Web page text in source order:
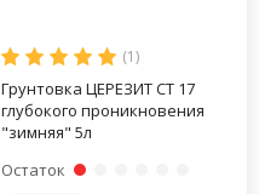
(1)
Грунтовка ЦЕРЕЗИТ СТ 17
глубокого проникновения
"зимняя" 5л
Остаток